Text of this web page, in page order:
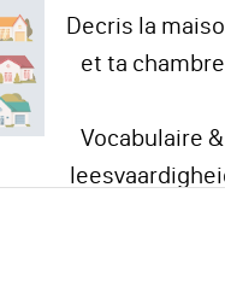
Decris la
et ta chambre
Vocabulaire &